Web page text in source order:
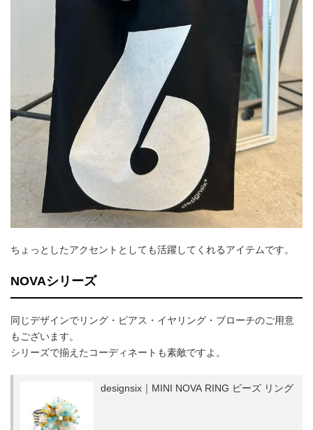
ちょっとしたアクセントとしても活躍してくれるアイテムです。
NOVAシリーズ
同じデザインでリング・ピアス・イヤリング・ブローチのご用意
もございます。
シリーズで揃えたコーディネートも素敵ですよ。
designsix｜MINI NOVA RING ビーズ リング